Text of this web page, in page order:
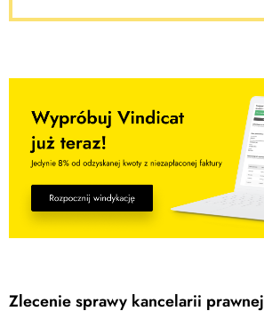
Zlecenie sprawy kancelarii prawnej